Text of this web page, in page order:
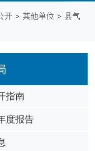
开 > 其他单位 > 县气
指南
度报告